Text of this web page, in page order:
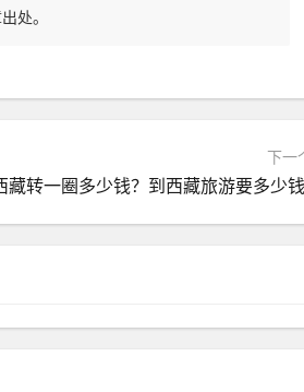
处。
下一
藏转一圈多少钱？到西藏旅游要多少